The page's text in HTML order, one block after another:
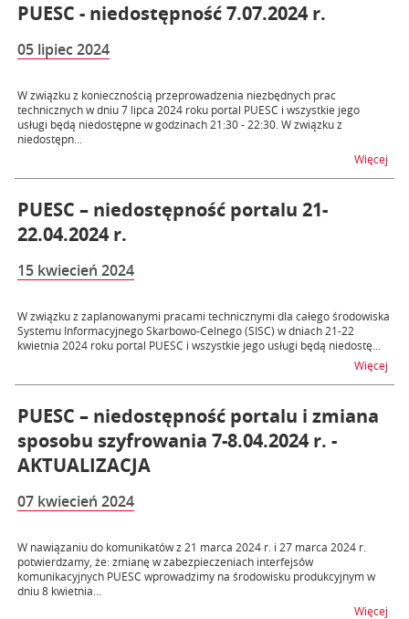
PUESC - niedostępność 7.07.2024 r.
05 lipiec 2024
W związku z koniecznością przeprowadzenia niezbędnych prac
technicznych w dniu 7 lipca 2024 roku portal PUESC i wszystkie jego
usługi będą niedostępne w godzinach 21:30 - 22:30. W związku z
niedostępn...
Więcej
PUESC – niedostępność portalu 21-
22.04.2024 r.
15 kwiecień 2024
W związku z zaplanowanymi pracami technicznymi dla całego środowiska
Systemu Informacyjnego Skarbowo-Celnego (SISC) w dniach 21-22
kwietnia 2024 roku portal PUESC i wszystkie jego usługi będą niedostę...
Więcej
PUESC – niedostępność portalu i zmiana
sposobu szyfrowania 7-8.04.2024 r. -
AKTUALIZACJA
07 kwiecień 2024
W nawiązaniu do komunikatów z 21 marca 2024 r. i 27 marca 2024 r.
potwierdzamy, że: zmianę w zabezpieczeniach interfejsów
komunikacyjnych PUESC wprowadzimy na środowisku produkcyjnym w
dniu 8 kwietnia...
Więcej